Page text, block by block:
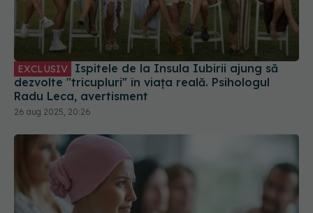
EXCLUSIV
Ispitele de la Insula Iubirii ajung să
dezvolte "tricupluri" în viața reală. Psihologul
Radu Leca, avertisment
26 aug 2025, 20:26